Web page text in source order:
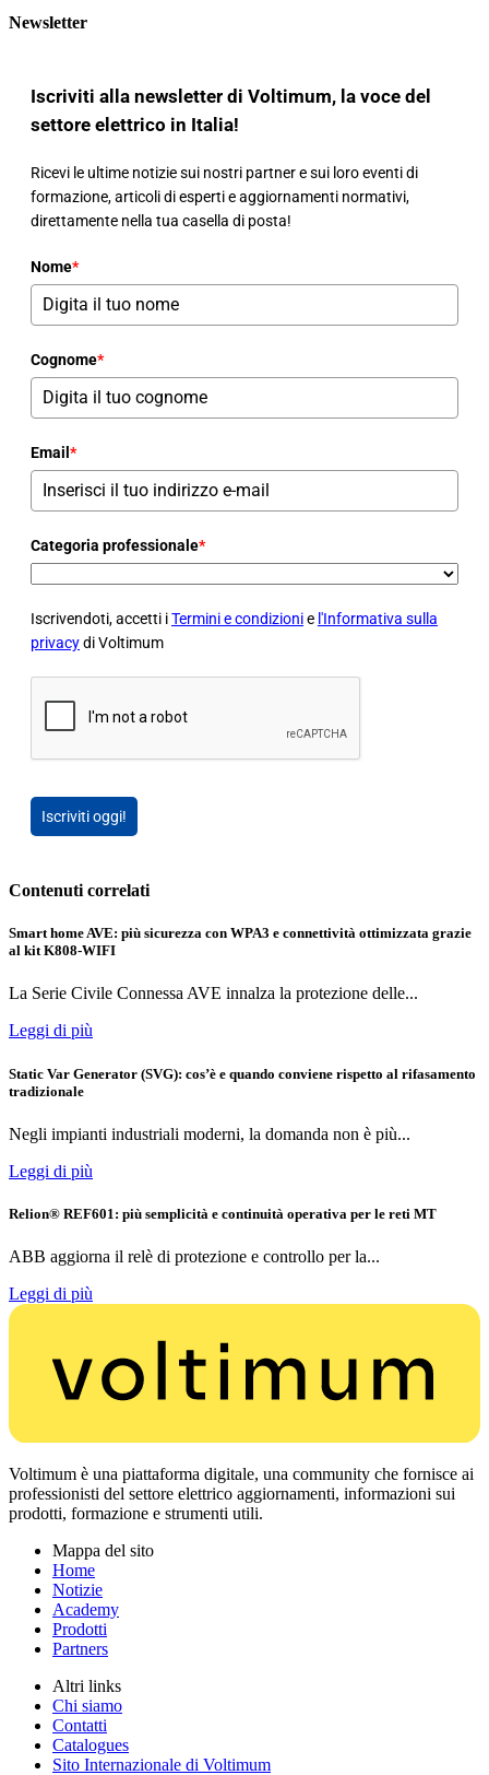
Newsletter
Iscriviti alla newsletter di Voltimum, la voce del
settore elettrico in Italia!
Ricevi le ultime notizie sui nostri partner e sui loro eventi di
formazione, articoli di esperti e aggiornamenti normativi,
direttamente nella tua casella di posta!
Nome*
Cognome*
Email *
Categoria professionale*
Iscrivendoti, accetti iTermini e condizionie l'Informativa sulla
privacydi Voltimum
Iscriviti oggi!
Contenuti correlati
Smart home AVE: più sicurezza con WPA3 e connettività ottimizzata grazie
al kit K808-WIFI
La Serie Civile Connessa AVE innalza la protezione delle...
Leggi di più
Static Var Generator (SVG): cos’è e quando conviene rispetto al rifasamento
tradizionale
Negli impianti industriali moderni, la domanda non è più...
Leggi di più
Relion® REF601: più semplicità e continuità operativa per le reti MT
ABB aggiorna il relè di protezione e controllo per la...
Leggi di più
Voltimum è una piattaforma digitale, una community che fornisce ai
professionisti del settore elettrico aggiornamenti, informazioni sui
prodotti, formazione e strumenti utili.
Mappa del sito
Home
Notizie
Academy
Prodotti
Partners
Altri links
Chi siamo
Contatti
Catalogues
Sito Internazionale di Voltimum